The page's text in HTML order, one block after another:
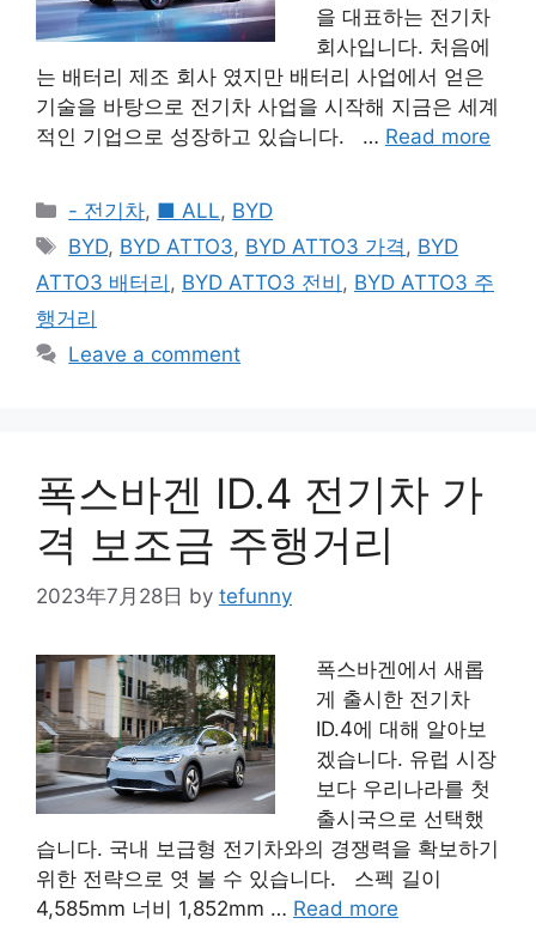
을 대표하는 전기차
회사입니다. 처음에
는 배터리 제조 회사 였지만 배터리 사업에서 얻은
기술을 바탕으로 전기차 사업을 시작해 지금은 세계
적인 기업으로 성장하고 있습니다. … Read more
Categories
- 전기차, ■ ALL, BYD
Tags
BYD, BYD ATTO3, BYD ATTO3 가격 , BYD
ATTO3 배터리 , BYD ATTO3 전비 , BYD ATTO3 주
행거리
Leave a comment
폭스바겐 ID.4 전기차 가
격 보조금 주행거리
2023年7月28日 by tefunny
폭스바겐에서 새롭
게 출시한 전기차
ID.4에 대해 알아보
겠습니다. 유럽 시장
보다 우리나라를 첫
출시국으로 선택했
습니다. 국내 보급형 전기차와의 경쟁력을 확보하기
위한 전략으로 엿 볼 수 있습니다. 스펙 길이
4,585mm 너비 1,852mm … Read more